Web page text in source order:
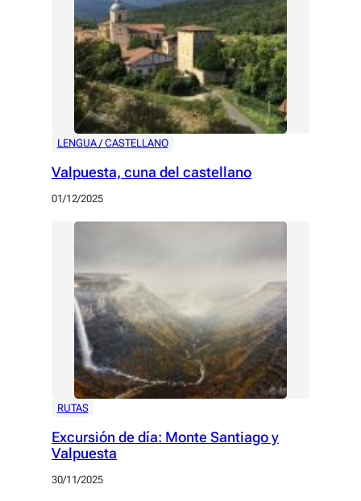
LENGUA / CASTELLANO
Valpuesta, cuna del castellano
01/12/2025
RUTAS
Excursión de día: Monte Santiago y
Valpuesta
30/11/2025